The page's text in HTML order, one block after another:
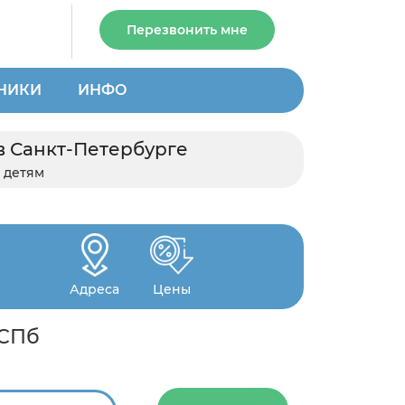
Перезвонить мне
ИНФО
Санкт-Петербурге
Адреса Цены